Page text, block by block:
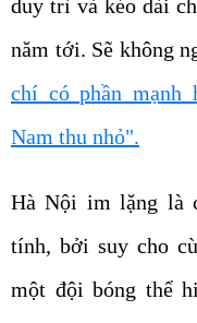
duy trì và kéo dài
năm tới. Sẽ không
chí có phần mạnh
Nam thu nhỏ".
Hà Nội im lặng là
tính, bởi suy cho
một đội bóng thể